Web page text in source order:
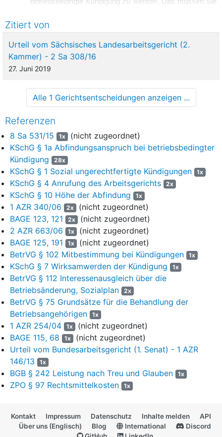
Wochen ab Zugang der Kündigung tun. Lassen Sie diese
Frist verstreichen, ohne eine Kündigungsschutzklage
beim Arbeitsgericht zu erheben, haben Sie nach
KSchGAnspruch auf Zahlung einer Abfindung in Höhe
eines halben Monatsverdienstes für jedes volle
Der Kläger erhob keine Kündigungsschutzklage. Die
Beklagte zahlte ihm eine Abfindung nach dem
„Interessenausgleich“ iHv. 86.300,00 Euro brutto. Mit der
vorliegenden Klage beansprucht der Kläger die Zahlung einer
Abfindung nach§ 1a KSchG.
6 Der Kläger hat beantragt,
die Beklagte zu verurteilen, an ihn 86.300,00 Euro brutto
nebst Zinsen iHv. fünf Prozentpunkten über dem
Basiszinssatz seit dem 1. Oktober 2014 zu zahlen.
7
Die Beklagte hat Klageabweisung beantragt. Der Kläger
könne die Abfindung nur einmal beanspruchen. Der Hinweis
auf § 1a KSchGim Kündigungsschreiben sei lediglich als
Berechnungsgrundlage für die nach dem „Interessenausgleich“
zu zahlende Abfindung zu verstehen. Dem Kläger sei nach
Erhalt der Kündigung in einem Gespräch die Höhe der Abfindung
erläutert worden. Jedenfalls bestehe zwischen dem Anspruch
aus dem „Interessenausgleich“ und einer Abfindung nach
KSchG eine „Anspruchskonkurrenz“. Die Ansprüche könnten
daher nicht nebeneinander geltend gemacht werden.
8
Beide Vorinstanzen haben der Klage entsprochen. Mit der
Revision verfolgt die Beklagte ihren Klageabweisungsantrag
weiter.
Entscheidungsgründe
9
Die Revision ist unbegründet. Das Landesarbeitsgericht hat
die Berufung der Beklagten gegen die klagestattgebende
Entscheidung des Arbeitsgerichts mit zutreffender Begründung
Zitiert von
Urteil vom Sächsisches Landesarbeitsgericht (2.
Kammer) - 2 Sa 308/16
27. Juni 2019
Alle 1 Gerichtsentscheidungen anzeigen ...
Referenzen
8 Sa 531/15 1x (nicht zugeordnet)
KSchG § 1a Abfindungsanspruch bei betriebsbedingter
Kündigung
28x
KSchG § 1 Sozial ungerechtfertigte Kündigungen 1x
KSchG § 4 Anrufung des Arbeitsgerichts 2x
KSchG § 10 Höhe der Abfindung 1x
1 AZR 340/06 2x (nicht zugeordnet)
BAGE 123, 121
2x (nicht zugeordnet)
2 AZR 663/06
1x (nicht zugeordnet)
BAGE 125, 191
1x (nicht zugeordnet)
BetrVG § 102 Mitbestimmung bei Kündigungen
1x
KSchG § 7 Wirksamwerden der Kündigung 1x
BetrVG § 112 Interessenausgleich über die
Betriebsänderung, Sozialplan
2x
BetrVG § 75 Grundsätze für die Behandlung der
Betriebsangehörigen
1x
1 AZR 254/04 1x (nicht zugeordnet)
BAGE 115, 68
1x (nicht zugeordnet)
Urteil vom Bundesarbeitsgericht (1. Senat) - 1 AZR
146/13
1x
BGB § 242 Leistung nach Treu und Glauben 1x
ZPO § 97 Rechtsmittelkosten 1x
Kontakt Impressum Datenschutz Inhalte melden
API
Über uns (Englisch)
Blog International
Discord